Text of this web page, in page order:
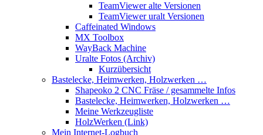
TeamViewer alte Versionen
TeamViewer uralt Versionen
Caffeinated Windows
MX Toolbox
WayBack Machine
Uralte Fotos (Archiv)
Kurzübersicht
Bastelecke, Heimwerken, Holzwerken …
Shapeoko 2 CNC Fräse / gesammelte Infos
Bastelecke, Heimwerken, Holzwerken …
Meine Werkzeugliste
HolzWerken (Link)
Mein Internet-Logbuch